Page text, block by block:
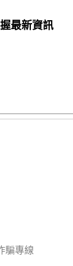
最新資訊
騙專線